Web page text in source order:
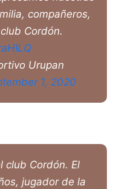
compañeros,
Cordón.
Urupan
1, 2020
club Cordón. El
jugador de la